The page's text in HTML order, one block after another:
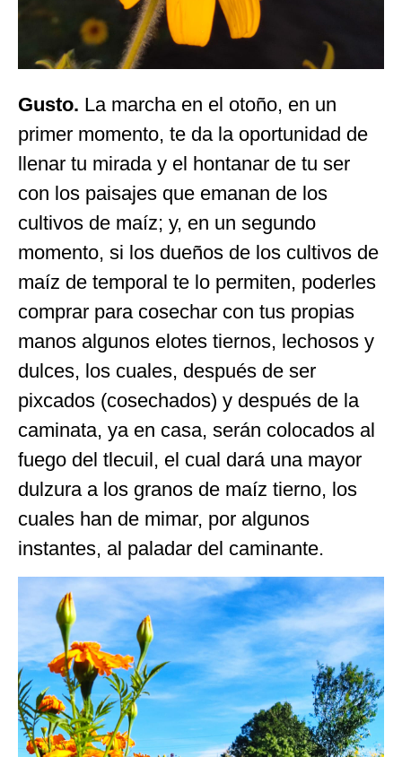
Gusto. La marcha en el otoño, en un
primer momento, te da la oportunidad de
llenar tu mirada y el hontanar de tu ser
con los paisajes que emanan de los
cultivos de maíz; y, en un segundo
momento, si los dueños de los cultivos de
maíz de temporal te lo permiten, poderles
comprar para cosechar con tus propias
manos algunos elotes tiernos, lechosos y
dulces, los cuales, después de ser
pixcados (cosechados) y después de la
caminata, ya en casa, serán colocados al
fuego del tlecuil, el cual dará una mayor
dulzura a los granos de maíz tierno, los
cuales han de mimar, por algunos
instantes, al paladar del caminante.